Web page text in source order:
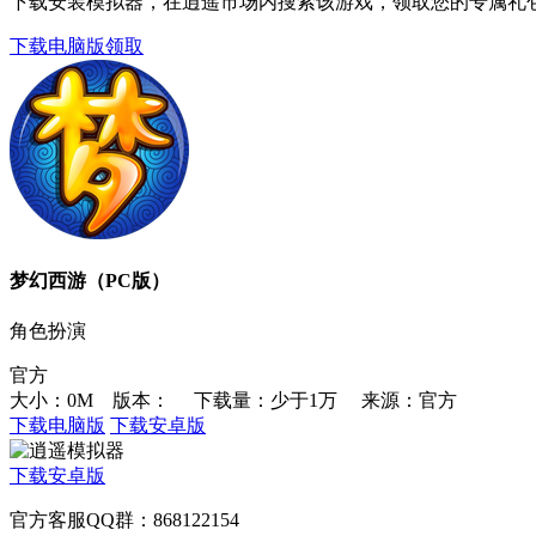
下载电脑版领取
梦幻西游（PC版）
角色扮演
官方
大小：0M 版本：
下载量：少于1万
来源：官方
下载电脑版 下载安卓版
下载安卓版
官方客服QQ群：868122154